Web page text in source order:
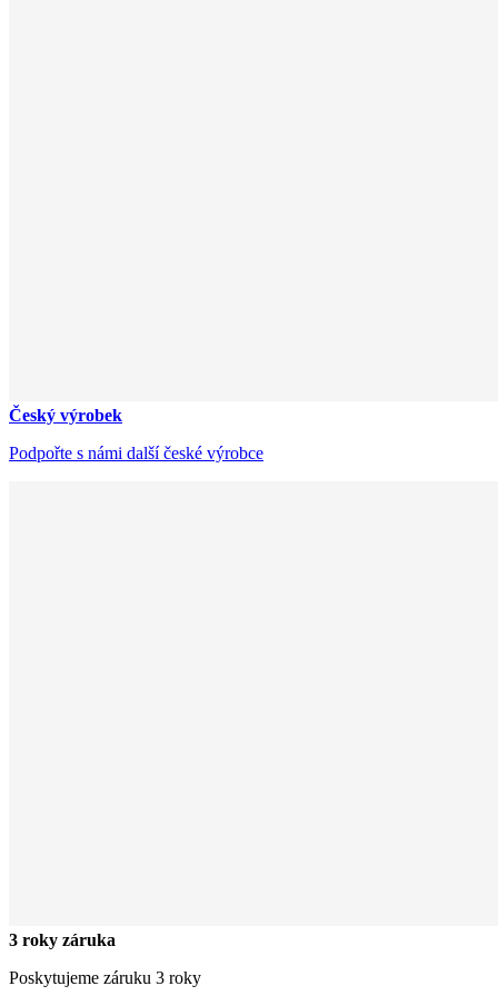
Český výrobek
Podpořte s námi další české výrobce
3 roky záruka
Poskytujeme záruku 3 roky